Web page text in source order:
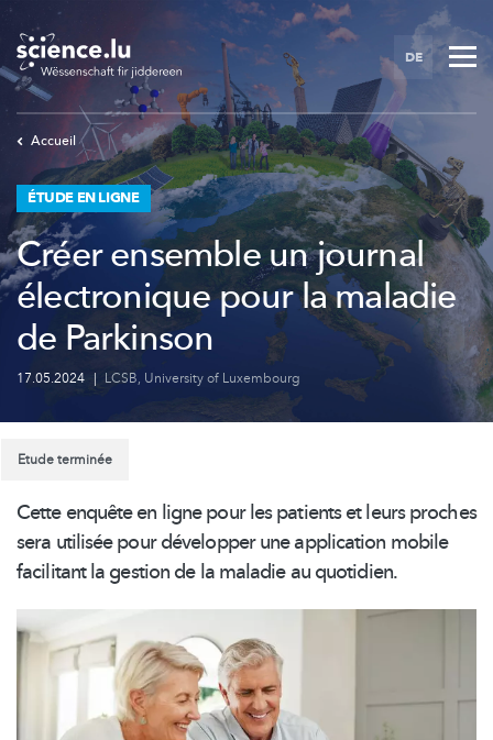
Skip
main
content
DE
Accueil
ÉTUDE EN LIGNE
Créer ensemble un journal
électronique pour la maladie
de Parkinson
17.05.2024 | LCSB, University of Luxembourg
Etude terminée
Cette enquête en ligne pour les patients et leurs proches
sera utilisée pour développer une application mobile
facilitant la gestion de la maladie au quotidien.